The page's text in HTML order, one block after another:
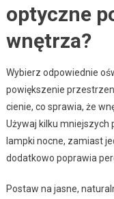
optyczne
wnętrza?
Wybierz odpowiednie
powiększenie
cienie, co sprawia, że
Używaj kilku mniejszych
lampki nocne, zamiast
dodatkowo poprawia
Postaw na jasne,